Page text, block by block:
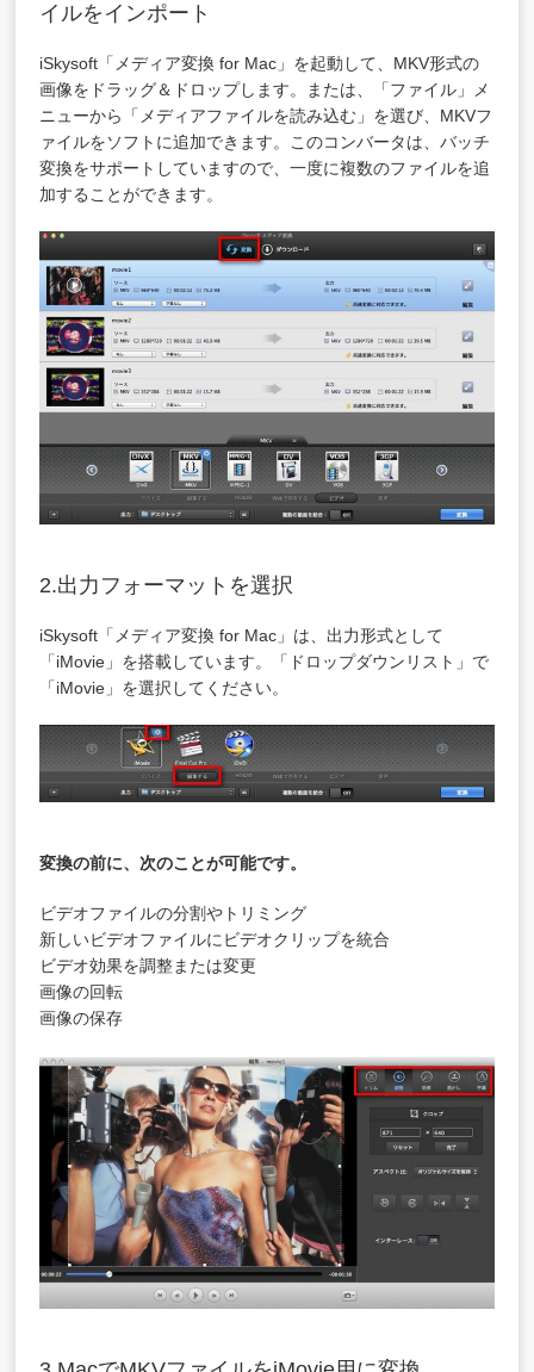
イルをインポート
iSkysoft「メディア変換 for Mac」を起動して、MKV形式の
画像をドラッグ＆ドロップします。または、「ファイル」メ
ニューから「メディアファイルを読み込む」を選び、MKVフ
ァイルをソフトに追加できます。このコンバータは、バッチ
変換をサポートしていますので、一度に複数のファイルを追
加することができます。
2.出力フォーマットを選択
iSkysoft「メディア変換 for Mac」は、出力形式として
「iMovie」を搭載しています。「ドロップダウンリスト」で
「iMovie」を選択してください。
変換の前に、次のことが可能です。
ビデオファイルの分割やトリミング
新しいビデオファイルにビデオクリップを統合
ビデオ効果を調整または変更
画像の回転
画像の保存